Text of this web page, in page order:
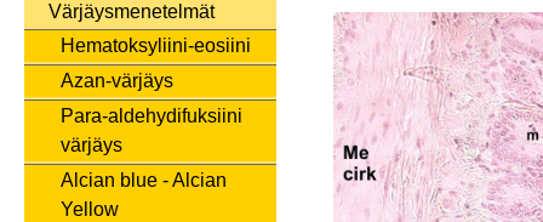
Värjäysmenetelmät
Hematoksyliini-eosiini
Azan-värjäys
Para-aldehydifuksiini
värjäys
Alcian blue - Alcian
Yellow